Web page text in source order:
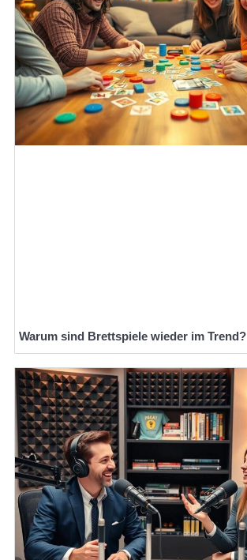
Warum sind Brettspiele wieder im Trend?